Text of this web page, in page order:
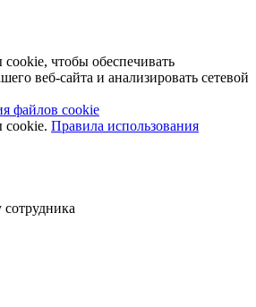
чтобы обеспечивать
веб-сайта и анализировать сетевой
файлов cookie
Правила использования